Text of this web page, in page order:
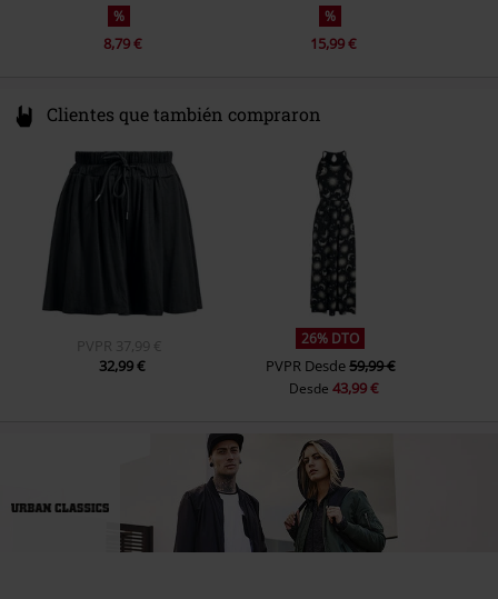
%
8,79 €
%
15,99 €
Clientes que también compraron
PVPR 37,99 €
32,99 €
26% DTO
PVPR Desde59,99 €
Desde 43,99 €